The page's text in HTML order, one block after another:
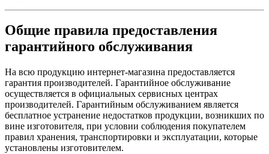
Общие правила предоставления
гарантийного обслуживания
На всю продукцию интернет-магазина предоставляется
гарантия производителей. Гарантийное обслуживание
осуществляется в официальных сервисных центрах
производителей. Гарантийным обслуживанием является
бесплатное устранение недостатков продукции, возникших по
вине изготовителя, при условии соблюдения покупателем
правил хранения, транспортировки и эксплуатации, которые
установлены изготовителем.